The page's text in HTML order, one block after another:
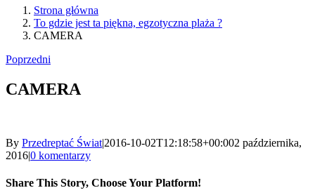
Strona główna
To gdzie jest ta piękna, egzotyczna plaża ?
CAMERA
Poprzedni
CAMERA
By Przedreptać Świat|2016-10-02T12:18:58+00:002 października,
2016|0 komentarzy
Share This Story, Choose Your Platform!